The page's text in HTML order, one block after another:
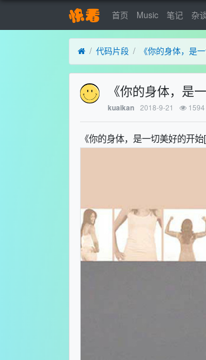
首页 Music 笔记 杂
代码片段 《你的身体，是
《你的身体，是
kuaikan 2018-9-21 1594
《你的身体，是一切美好的开始[